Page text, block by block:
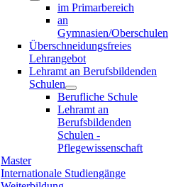
im Primarbereich
an
Gymnasien/Oberschulen
Überschneidungsfreies
Lehrangebot
Lehramt an Berufsbildenden
Schulen
Berufliche Schule
Lehramt an
Berufsbildenden
Schulen -
Pflegewissenschaft
Master
Internationale Studiengänge